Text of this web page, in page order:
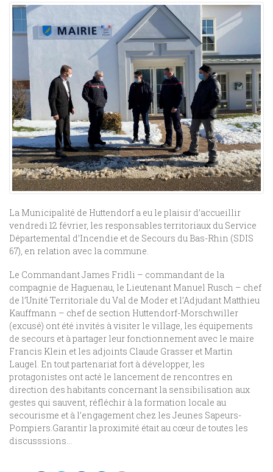
La Municipalité de Huttendorf a eu le plaisir d’accueillir
vendredi 12 février, les responsables territoriaux du Service
Départemental d’Incendie et de Secours du Bas-Rhin (SDIS
67), en relation avec la commune.
Le Commandant James Fridli – commandant de la
compagnie de Haguenau, le Lieutenant Manuel Rusch – chef
de l’Unité Territoriale du Val de Moder et l’Adjudant Matthieu
Kauffmann – chef de section Huttendorf-Morschwiller
(excusé) ont été invités à visiter le village, les équipements
de secours et à partager leur fonctionnement avec le maire
Francis Klein et les adjoints Claude Grasser et Martin
Laugel. En tout partenariat fort à développer, les
protagonistes ont acté le lancement de rencontres en
direction des habitants concernant la sensibilisation aux
gestes qui sauvent, réfléchir à la formation locale au
secourisme et à l’engagement chez les Jeunes Sapeurs-
Pompiers.Garantir la proximité était au cœur de toutes les
discusssions…